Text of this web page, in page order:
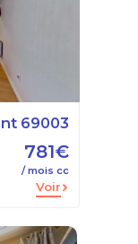
69003
781€
/ mois cc
Voir